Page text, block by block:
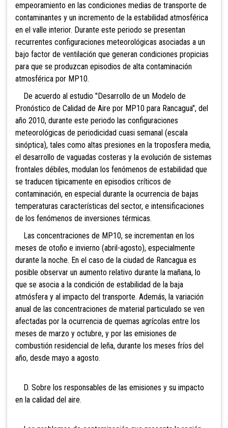
empeoramiento en las condiciones medias de transporte de
contaminantes y un incremento de la estabilidad atmosférica
en el valle interior. Durante este periodo se presentan
recurrentes configuraciones meteorológicas asociadas a un
bajo factor de ventilación que generan condiciones propicias
para que se produzcan episodios de alta contaminación
atmosférica por MP10.
De acuerdo al estudio "Desarrollo de un Modelo de
Pronóstico de Calidad de Aire por MP10 para Rancagua", del
año 2010, durante este periodo las configuraciones
meteorológicas de periodicidad cuasi semanal (escala
sinóptica), tales como altas presiones en la troposfera media,
el desarrollo de vaguadas costeras y la evolución de sistemas
frontales débiles, modulan los fenómenos de estabilidad que
se traducen típicamente en episodios críticos de
contaminación, en especial durante la ocurrencia de bajas
temperaturas características del sector, e intensificaciones
de los fenómenos de inversiones térmicas.
Las concentraciones de MP10, se incrementan en los
meses de otoño e invierno (abril-agosto), especialmente
durante la noche. En el caso de la ciudad de Rancagua es
posible observar un aumento relativo durante la mañana, lo
que se asocia a la condición de estabilidad de la baja
atmósfera y al impacto del transporte. Además, la variación
anual de las concentraciones de material particulado se ven
afectadas por la ocurrencia de quemas agrícolas entre los
meses de marzo y octubre, y por las emisiones de
combustión residencial de leña, durante los meses fríos del
año, desde mayo a agosto.
D. Sobre los responsables de las emisiones y su impacto
en la calidad del aire.